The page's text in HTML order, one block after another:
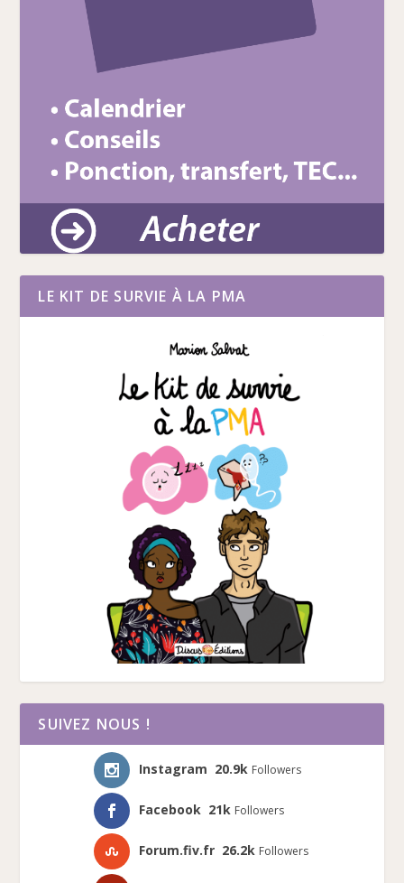
LE KIT DE SURVIE À LA PMA
SUIVEZ NOUS !
Instagram 20.9k Followers
Facebook 21k Followers
Forum.fiv.fr 26.2k Followers